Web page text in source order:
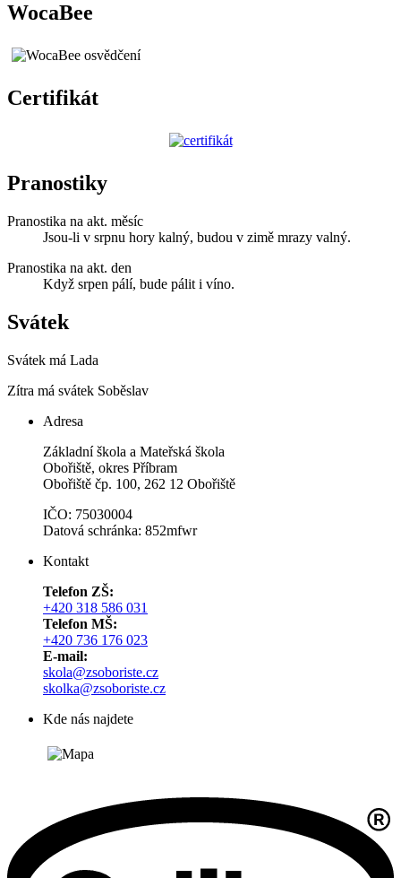
WocaBee
Certifikát
Pranostiky
Pranostika na akt. měsíc
Jsou-li v srpnu hory kalný, budou v zimě mrazy valný.
Pranostika na akt. den
Když srpen pálí, bude pálit i víno.
Svátek
Svátek má Lada
Zítra má svátek Soběslav
Adresa
Základní škola a Mateřská škola
Obořiště, okres Příbram
Obořiště čp. 100, 262 12 Obořiště
IČO: 75030004
Datová schránka: 852mfwr
Kontakt
Telefon ZŠ:
+420 318 586 031
Telefon MŠ:
+420 736 176 023
E-mail:
skola@zsoboriste.cz
skolka@zsoboriste.cz
Kde nás najdete